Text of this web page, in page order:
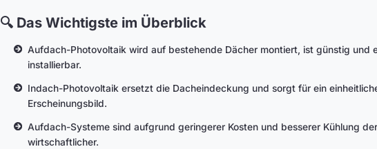
🔍 Das Wichtigste im Überblick
Aufdach-Photovoltaik wird auf bestehende Dächer montiert, ist günstig und
installierbar.
Indach-Photovoltaik ersetzt die Dacheindeckung und sorgt für ein
Erscheinungsbild.
Aufdach-Systeme sind aufgrund geringerer Kosten und besserer Kühlung
wirtschaftlicher.